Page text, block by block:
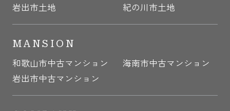
岩出市土地
紀の川市土地
MANSION
和歌山市中古マンション
海南市中古マンション
岩出市中古マンション